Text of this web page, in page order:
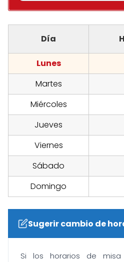
Día
Lunes
Martes
Miércoles
Jueves
Viernes
Sábado
Domingo
Sugerir cambio de
Si los horarios de